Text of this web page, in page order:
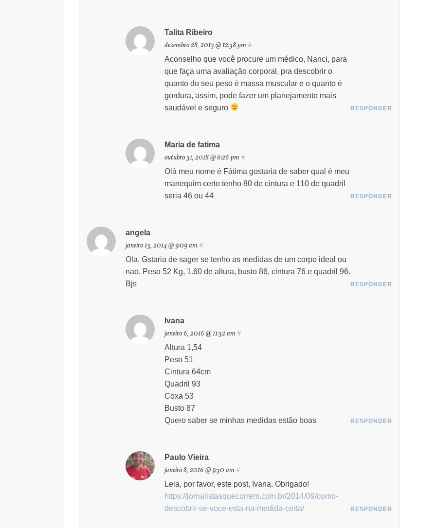
Talita Ribeiro
dezembro 28, 2013 @ 12:38 pm #
Aconselho que você procure um médico, Nanci, para
que faça uma avaliação corporal, pra descobrir o
quanto do seu peso é massa muscular e o quanto é
gordura, assim, pode fazer um planejamento mais
saudável e seguro
RESPONDER
Maria de fatima
outubro 31, 2018 @ 6:26 pm #
Olá meu nome é Fátima gostaria de saber qual é meu
manequim certo tenho 80 de cintura e 110 de quadril
seria 46 ou 44
RESPONDER
angela
janeiro 13, 2014 @ 9:09 am #
Ola. Gstaria de sager se tenho as medidas de um corpo ideal ou
nao. Peso 52 Kg, 1.60 de altura, busto 86, cintura 76 e quadril 96.
Bjs
RESPONDER
Ivana
janeiro 6, 2016 @ 11:32 am #
Altura 1,54
Peso 51
Cintura 64cm
Quadril 93
Coxa 53
Busto 87
Quero saber se minhas medidas estão boas
RESPONDER
Paulo Vieira
janeiro 8, 2016 @ 9:30 am #
Leia, por favor, este post, Ivana. Obrigado!
https://jornalistasquecorrem.com.br/2014/09/como-
descobrir-se-voce-esta-na-medida-certa/
RESPONDER